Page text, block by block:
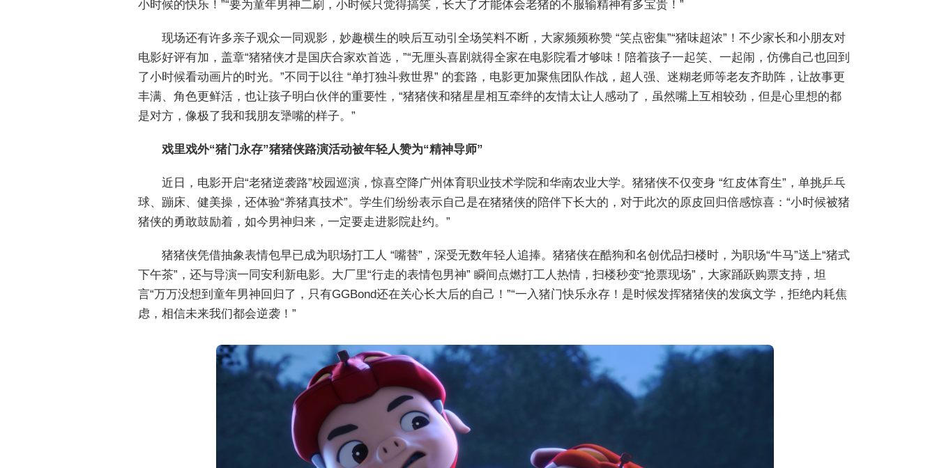
小时候的快乐！”“要为童年男神二刷，小时候只觉得搞笑，长大了才能体会老猪的不服输精神有多宝贵！”
现场还有许多亲子观众一同观影，妙趣横生的映后互动引全场笑料不断，大家频频称赞 “笑点密集”“猪味超浓”！不少家长和小朋友对
电影好评有加，盖章“猪猪侠才是国庆合家欢首选，”“无厘头喜剧就得全家在电影院看才够味！陪着孩子一起笑、一起闹，仿佛自己也回到
了小时候看动画片的时光。”不同于以往 “单打独斗救世界” 的套路，电影更加聚焦团队作战，超人强、迷糊老师等老友齐助阵，让故事更
丰满、角色更鲜活，也让孩子明白伙伴的重要性，“猪猪侠和猪星星相互牵绊的友情太让人感动了，虽然嘴上互相较劲，但是心里想的都
是对方，像极了我和我朋友犟嘴的样子。”
戏里戏外“猪门永存”猪猪侠路演活动被年轻人赞为“精神导师”
近日，电影开启“老猪逆袭路”校园巡演，惊喜空降广州体育职业技术学院和华南农业大学。猪猪侠不仅变身 “红皮体育生”，单挑乒乓
球、蹦床、健美操，还体验“养猪真技术”。学生们纷纷表示自己是在猪猪侠的陪伴下长大的，对于此次的原皮回归倍感惊喜：“小时候被猪
猪侠的勇敢鼓励着，如今男神归来，一定要走进影院赴约。”
猪猪侠凭借抽象表情包早已成为职场打工人 “嘴替”，深受无数年轻人追捧。猪猪侠在酷狗和名创优品扫楼时，为职场“牛马”送上“猪式
下午茶”，还与导演一同安利新电影。大厂里“行走的表情包男神” 瞬间点燃打工人热情，扫楼秒变“抢票现场”，大家踊跃购票支持，坦
言“万万没想到童年男神回归了，只有GGBond还在关心长大后的自己！”“一入猪门快乐永存！是时候发挥猪猪侠的发疯文学，拒绝内耗焦
虑，相信未来我们都会逆袭！”